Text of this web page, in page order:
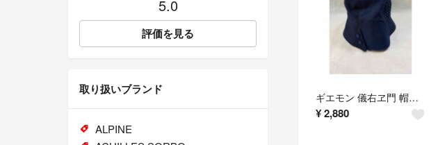
ギエモン 儀右ヱ門 帽子 バケットハット ネイビー久留米絣
¥2,880
5.0
評価を見る
取り扱いブランド
ALPINE